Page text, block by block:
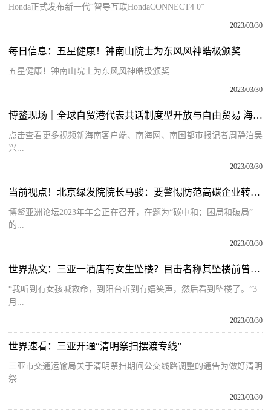
Honda正式发布新一代“智导互联HondaCONNECT4 0”
2023/03/30
每日信息：五星健康！钟南山院士为东风风神皓极颁奖
五星健康！钟南山院士为东风风神皓极颁奖
2023/03/30
博鳌现场｜全球自贸港代表共话制度型开放与自由贸易 海南自贸港“国际朋友圈”越扩越大
点击查看更多视频新海南客户端、南海网、南国都市报记者周静泊吴
兴...
2023/03/30
当前视点！北京绿发院院长马骏：要警惕防范高碳企业转型中的失业风险
博鳌亚洲论坛2023年年会正在召开，在题为“碳中和：困局和破局”
的...
2023/03/30
世界热文：三亚一酒店有女生坠楼？目击者称其坠楼前曾呼喊救命，警方介入
“我听到有女孩喊救命，到阳台听到有嬉笑声，然后看到坠楼了。”3
月...
2023/03/30
世界速看：三亚开通“清明祭扫摆渡专线”
三亚市交通运输局关于清明祭扫期间公交线路调整的通告为做好清明
祭...
2023/03/30